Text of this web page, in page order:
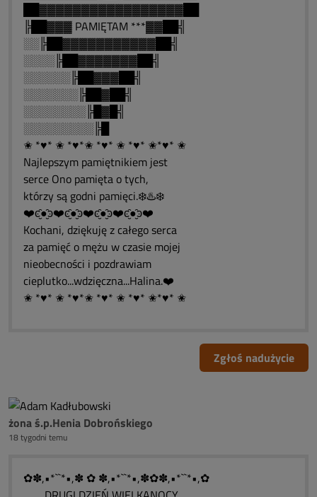
██▓▓▓▓▓▓▓▓▓▓▓▓▓▓▓▓▓██
╠██▓▓▓ PAMIĘTAM ***▓▓██╣
░░╠██▓▓▓▓▓▓▓▓▓▓▓██╣
░░░░╠██▓▓▓▓▓▓▓██╣
░░░░░░╠██▓▓▓██╣
░░░░░░░╠██▓██╣
░░░░░░░░╠█▓█╣
░░░░░░░░░╠█
✬ *♥* ✬ *♥*✬ *♥* ✬ *♥* ✬*♥* ✬
Najlepszym pamiętnikiem jest
serce Ono pamięta o tych,
którzy są godni pamięci.❄️♨️❄️
❤️ͼ̮̑●̮̑ͽ❤️ͼ̮̑●̮̑ͽ❤️ͼ̮̑●̮̑ͽ❤️ͼ̮̑●̮̑ͽ❤️
Kochani, dziękuję z całego serca
za pamięć o mężu w czasie mojej
nieobecności i pozdrawiam
cieplutko...wdzięczna...Halina.❤️
✬ *♥* ✬ *♥*✬ *♥* ✬ *♥* ✬*♥* ✬
Zgłoś nadużycie
żona ś.p.Henia Dobrońskiego
18 tygodni temu
✿✽,•*``*•,✽ ✿ ✽,•*``*•,✽✿✽,•*``*•,✿